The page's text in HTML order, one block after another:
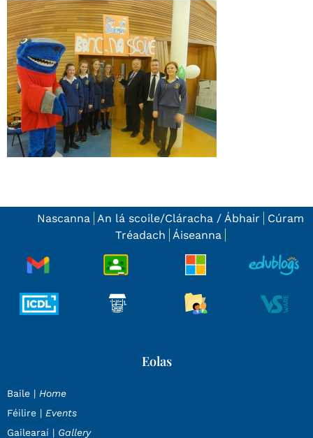
Nascanna An lá scoile/Cláracha / Ábhair
Cúram
Tréadach Áiseanna
Eolas
Baile | Home
Féilire | Events
Gailearaí | Gallery